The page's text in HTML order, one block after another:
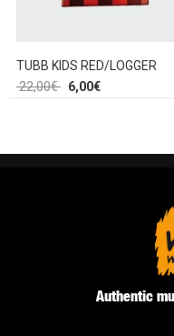
TUBB KIDS RED/LOGGER
22,00€ 6,00€
Authentic